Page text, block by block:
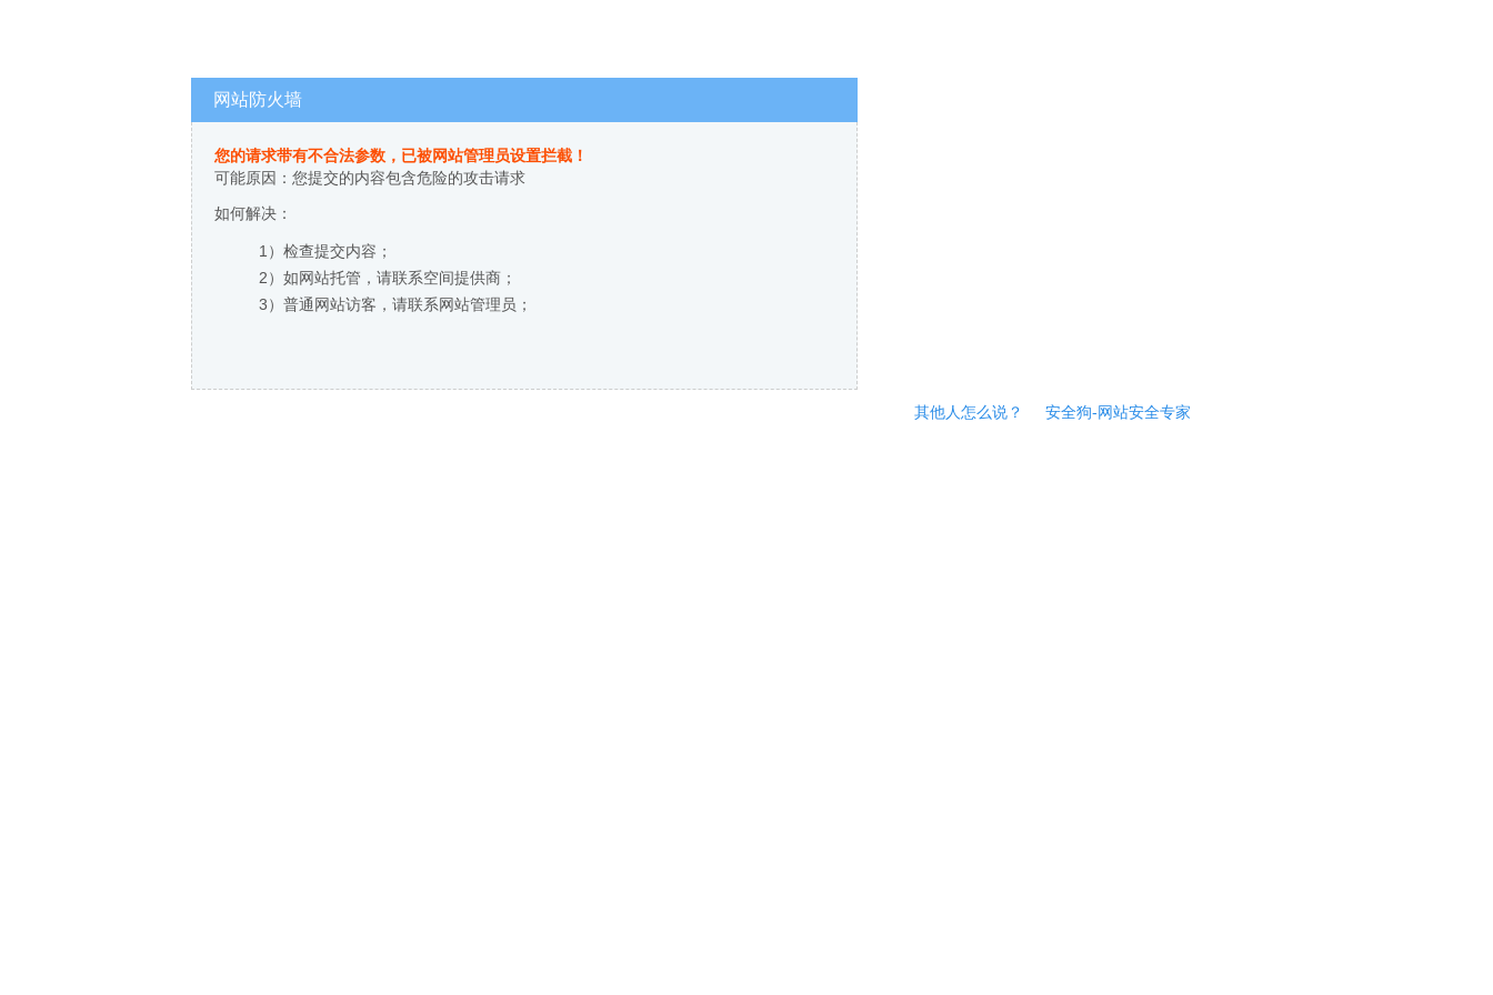
网站防火墙
您的请求带有不合法参数，已被网站管理员设置拦截！
可能原因：您提交的内容包含危险的攻击请求
如何解决：
1）检查提交内容；
2）如网站托管，请联系空间提供商；
3）普通网站访客，请联系网站管理员；
其他人怎么说？ 安全狗-网站安全专家